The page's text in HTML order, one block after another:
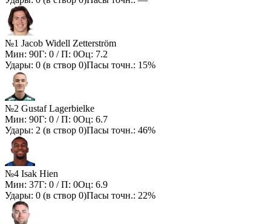
№1 Jacob Widell Zetterström
Мин: 90Г: 0 / П: 0Оц: 7.2
Удары: 0 (в створ 0)Пасы точн.: 15%
№2 Gustaf Lagerbielke
Мин: 90Г: 0 / П: 0Оц: 6.7
Удары: 2 (в створ 0)Пасы точн.: 46%
№4 Isak Hien
Мин: 37Г: 0 / П: 0Оц: 6.9
Удары: 0 (в створ 0)Пасы точн.: 22%